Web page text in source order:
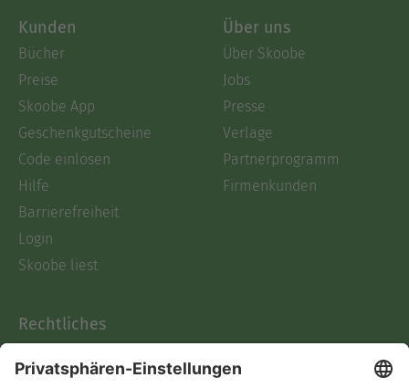
Kunden
Bücher
Preise
Skoobe App
Geschenkgutscheine
Code einlösen
Hilfe
Barrierefreiheit
Login
Skoobe liest
Über uns
Über Skoobe
Jobs
Presse
Verlage
Partnerprogramm
Firmenkunden
Rechtliches
AGB